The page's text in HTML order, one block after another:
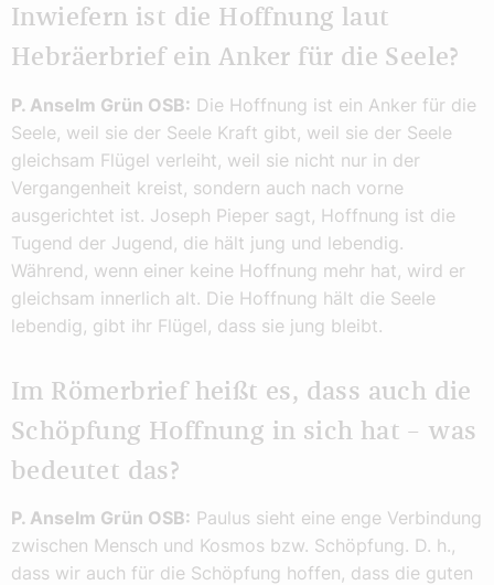
Inwiefern ist die Hoffnung laut
Hebräerbrief ein Anker für die Seele?
P. Anselm Grün OSB: Die Hoffnung ist ein Anker für die
Seele, weil sie der Seele Kraft gibt, weil sie der Seele
gleichsam Flügel verleiht, weil sie nicht nur in der
Vergangenheit kreist, sondern auch nach vorne
ausgerichtet ist. Joseph Pieper sagt, Hoffnung ist die
Tugend der Jugend, die hält jung und lebendig.
Während, wenn einer keine Hoffnung mehr hat, wird er
gleichsam innerlich alt. Die Hoffnung hält die Seele
lebendig, gibt ihr Flügel, dass sie jung bleibt.
Im Römerbrief heißt es, dass auch die
Schöpfung Hoffnung in sich hat – was
bedeutet das?
P. Anselm Grün OSB: Paulus sieht eine enge Verbindung
zwischen Mensch und Kosmos bzw. Schöpfung. D. h.,
dass wir auch für die Schöpfung hoffen, dass die guten